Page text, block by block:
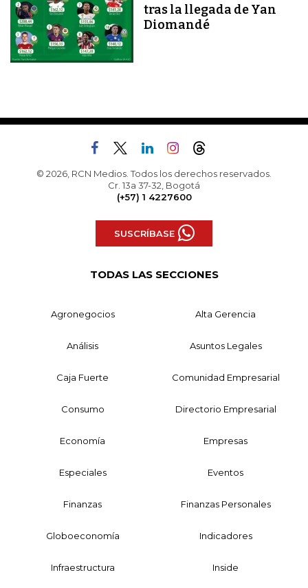
tras la llegada de Yan
Diomandé
© 2026, RCN Medios. Todos los derechos reservados.
Cr. 13a 37-32, Bogotá
(+57) 1 4227600
SUSCRÍBASE
TODAS LAS SECCIONES
Agronegocios Alta Gerencia
Análisis Asuntos Legales
Caja Fuerte Comunidad Empresarial
Consumo Directorio Empresarial
Economía Empresas
Especiales Eventos
Finanzas Finanzas Personales
Globoeconomía Indicadores
Infraestructura Inside